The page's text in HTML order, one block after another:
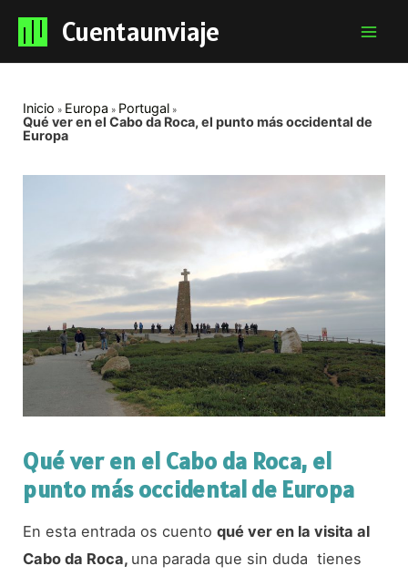
Cuentaunviaje
Inicio Europa
Portugal
Qué ver en el Cabo da Roca, el punto más occidental de
Europa
Qué ver en el Cabo da Roca, el
punto más occidental de Europa
En esta entrada os cuentoqué ver en la visita al
Cabo da Roca, una parada que sin duda tienes